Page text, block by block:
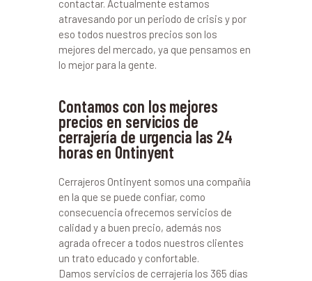
contactar. Actualmente estamos
atravesando por un periodo de crisis y por
eso todos nuestros precios son los
mejores del mercado, ya que pensamos en
lo mejor para la gente.
Contamos con los mejores
precios en servicios de
cerrajería de urgencia las 24
horas en Ontinyent
Cerrajeros Ontinyent somos una compañía
en la que se puede confiar, como
consecuencia ofrecemos servicios de
calidad y a buen precio, además nos
agrada ofrecer a todos nuestros clientes
un trato educado y confortable.
Damos servicios de cerrajería los 365 días